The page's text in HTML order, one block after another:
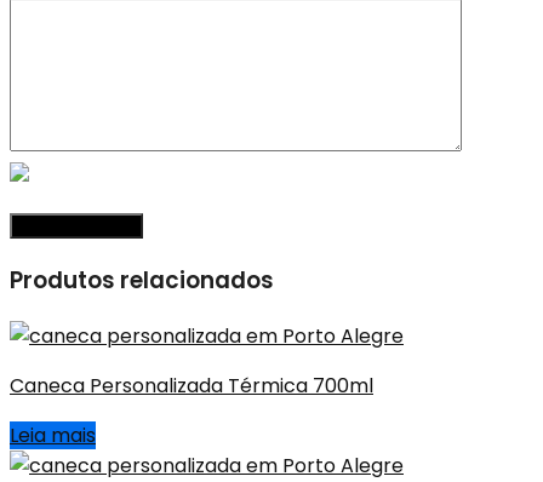
Produtos relacionados
Caneca Personalizada Térmica 700ml
Leia mais